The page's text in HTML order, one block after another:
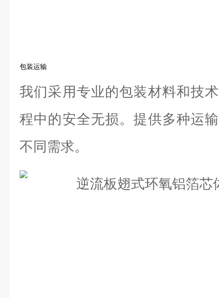
包装运输
我们采用专业的包装材料和技
程中的安全无损。提供多种运
不同需求。